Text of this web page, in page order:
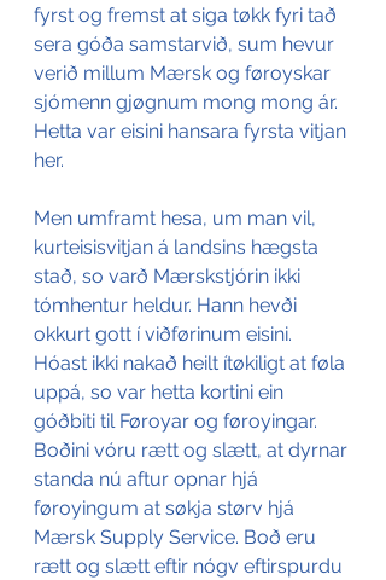
fyrst og fremst at siga tøkk fyri tað
sera góða samstarvið, sum hevur
verið millum Mærsk og føroyskar
sjómenn gjøgnum mong mong ár.
Hetta var eisini hansara fyrsta vitjan
her.
Men umframt hesa, um man vil,
kurteisisvitjan á landsins hægsta
stað, so varð Mærskstjórin ikki
tómhentur heldur. Hann hevði
okkurt gott í viðførinum eisini.
Hóast ikki nakað heilt ítøkiligt at føla
uppá, so var hetta kortini ein
góðbiti til Føroyar og føroyingar.
Boðini vóru rætt og slætt, at dyrnar
standa nú aftur opnar hjá
føroyingum at søkja størv hjá
Mærsk Supply Service. Boð eru
rætt og slætt eftir nógv eftirspurdu